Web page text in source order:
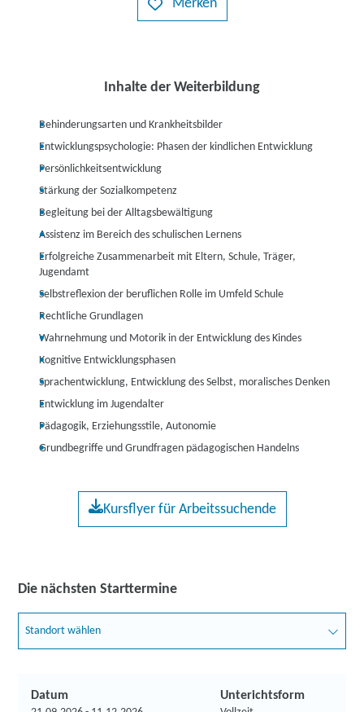
Merken
Inhalte der Weiterbildung
Behinderungsarten und Krankheitsbilder
Entwicklungspsychologie: Phasen der kindlichen Entwicklung
Persönlichkeitsentwicklung
Stärkung der Sozialkompetenz
Begleitung bei der Alltagsbewältigung
Assistenz im Bereich des schulischen Lernens
Erfolgreiche Zusammenarbeit mit Eltern, Schule, Träger,
Jugendamt
Selbstreflexion der beruflichen Rolle im Umfeld Schule
Rechtliche Grundlagen
Wahrnehmung und Motorik in der Entwicklung des Kindes
Kognitive Entwicklungsphasen
Sprachentwicklung, Entwicklung des Selbst, moralisches Denken
Entwicklung im Jugendalter
Pädagogik, Erziehungsstile, Autonomie
Grundbegriffe und Grundfragen pädagogischen Handelns
Kursflyer für Arbeitssuchende
Die nächsten Starttermine
Standort wählen
Datum Unterichtsform